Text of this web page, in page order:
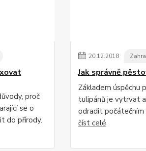
proč
se o
do přírody.
20.12.2018
Jak správně
Základem úspěchu
tulipánů je vytrvat
odradit počátečním
číst celé